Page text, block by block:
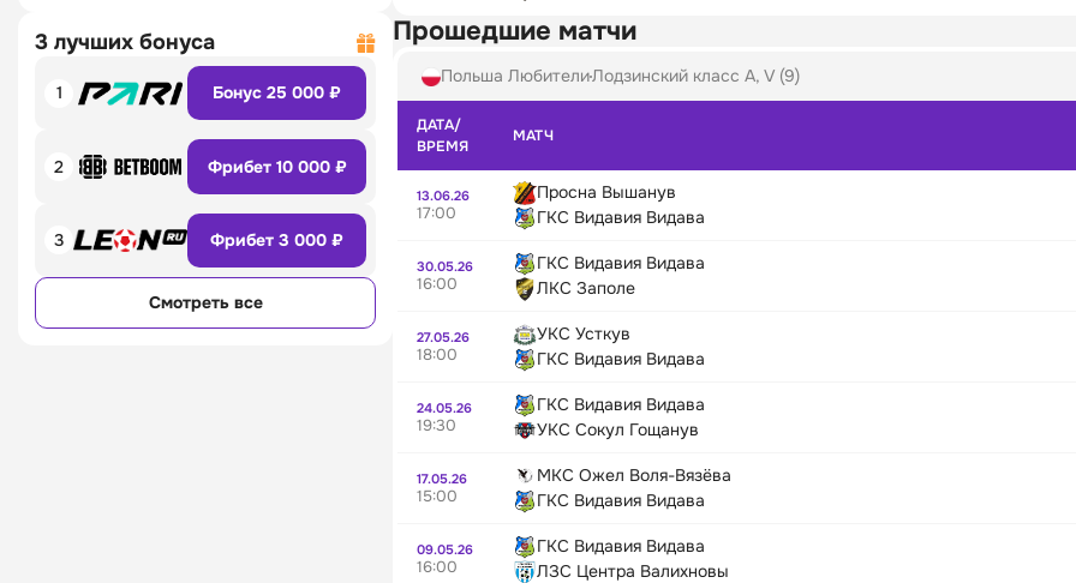
3 лучших бонуса
1 Бонус 25 000 ₽
2 Фрибет 10 000 ₽
3 Фрибет 3 000 ₽
Смотреть все
Прошедшие матчи
Польша ЛюбителиЛодзинский класс A, V (9)
ДАТА/
ВРЕМЯ
МАТЧ
13.06.26
17:00
Просна Вышанув
ГКС Видавия Видава
30.05.26
16:00
ГКС Видавия Видава
ЛКС Заполе
27.05.26
18:00
УКС Усткув
ГКС Видавия Видава
24.05.26
19:30
ГКС Видавия Видава
УКС Сокул Гощанув
17.05.26
15:00
МКС Ожел Воля-Вязёва
ГКС Видавия Видава
09.05.26
16:00
ГКС Видавия Видава
ЛЗС Центра Валихновы